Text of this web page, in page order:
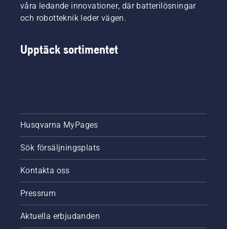
våra ledande innovationer, där batterilösningar
och robotteknik leder vägen.
Upptäck sortimentet
Husqvarna MyPages
Sök försäljningsplats
Kontakta oss
Pressrum
Aktuella erbjudanden